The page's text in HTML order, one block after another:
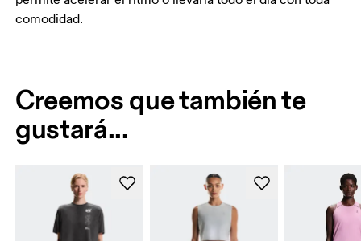
comodidad.
Creemos que también te
gustará...